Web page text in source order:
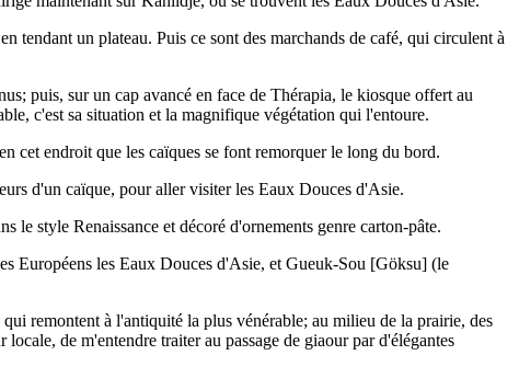
tendant un plateau. Puis ce sont des marchands de café, qui circulent à
puis, sur un cap avancé en face de Thérapia, le kiosque offert au
c'est sa situation et la magnifique végétation qui l'entoure.
cet endroit que les caïques se font remorquer le long du bord.
d'un caïque, pour aller visiter les Eaux Douces d'Asie.
le style Renaissance et décoré d'ornements genre carton-pâte.
Européens les Eaux Douces d'Asie, et Gueuk-Sou [Göksu] (le
remontent à l'antiquité la plus vénérable; au milieu de la prairie, des
de m'entendre traiter au passage de giaour par d'élégantes